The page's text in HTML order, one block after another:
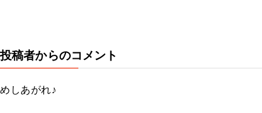
投稿者からのコメント
めしあがれ♪